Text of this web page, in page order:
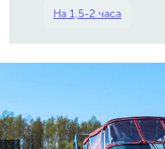
На 1,5-2 часа